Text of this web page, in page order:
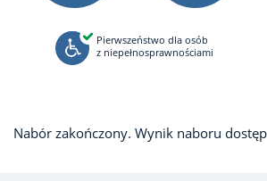
Pierwszeństwo dla osób
z niepełnosprawnościami
Nabór zakończony. Wynik naboru